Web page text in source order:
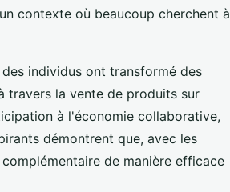
contexte où beaucoup cherchent à
individus ont transformé des
travers la vente de produits sur
à l'économie collaborative,
démontrent que, avec les
de manière efficace